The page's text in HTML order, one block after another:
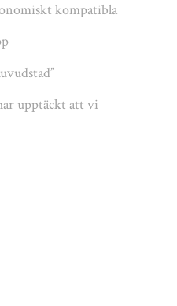
kompatibla
upptäckt att vi